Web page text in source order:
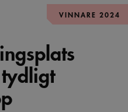
VINNARE 2024